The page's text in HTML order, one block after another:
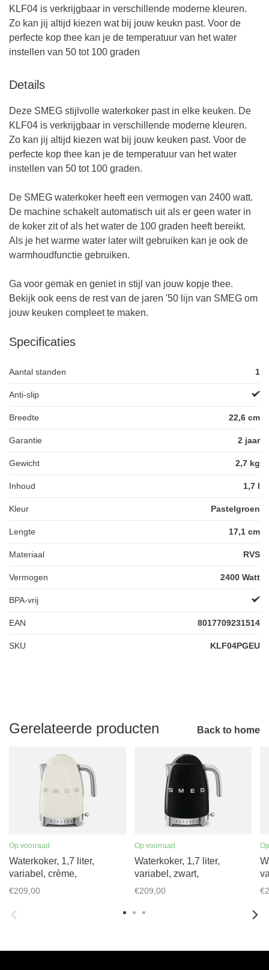
KLF04 is verkrijgbaar in verschillende moderne kleuren.
Zo kan jij altijd kiezen wat bij jouw keukn past. Voor de
perfecte kop thee kan je de temperatuur van het water
instellen van 50 tot 100 graden
Details
Deze SMEG stijlvolle waterkoker past in elke keuken. De
KLF04 is verkrijgbaar in verschillende moderne kleuren.
Zo kan jij altijd kiezen wat bij jouw keuken past. Voor de
perfecte kop thee kan je de temperatuur van het water
instellen van 50 tot 100 graden.
De SMEG waterkoker heeft een vermogen van 2400 watt.
De machine schakelt automatisch uit als er geen water in
de koker zit of als het water de 100 graden heeft bereikt.
Als je het warme water later wilt gebruiken kan je ook de
warmhoudfunctie gebruiken.
Ga voor gemak en geniet in stijl van jouw kopje thee.
Bekijk ook eens de rest van de jaren '50 lijn van SMEG om
jouw keuken compleet te maken.
Specificaties
Aantal standen 1
Anti-slip
Breedte 22,6 cm
Garantie 2 jaar
Gewicht 2,7 kg
Inhoud 1,7 l
Kleur Pastelgroen
Lengte 17,1 cm
Materiaal RVS
Vermogen 2400 Watt
BPA-vrij
EAN 8017709231514
SKU KLF04PGEU
Gerelateerde producten Back to home
Op voorraad
Waterkoker, 1,7 liter,
variabel, crème,
KLF04CREU
€209,00
Op voorraad
Waterkoker, 1,7 liter,
variabel, zwart,
KLF04BLEU
€209,00